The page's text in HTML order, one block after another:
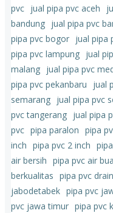
pvc jual pipa pvc aceh
bandung jual pipa pvc
pipa pvc bogor jual pipa
pipa pvc lampung jual
malang jual pipa pvc
pipa pvc pekanbaru
jual
semarang jual pipa pvc
pvc tangerang jual pipa
pvc pipa paralon pipa
inch pipa pvc 2 inch
air bersih pipa pvc air
berkualitas pipa pvc
jabodetabek pipa pvc
pvc jawa timur pipa pvc